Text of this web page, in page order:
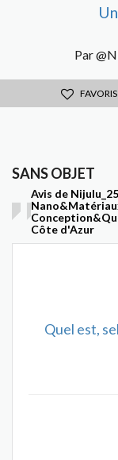
Par
FAVORIS
SANS OBJET
Avis de
Côte d'Azur
Quel est,